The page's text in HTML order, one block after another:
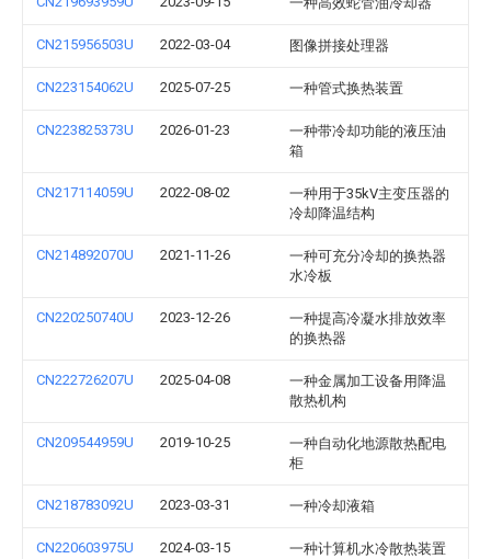
CN215956503U 2022-03-04 图像拼接处理器
CN223154062U 2025-07-25 一种管式换热装置
CN223825373U 2026-01-23
一种带冷却功能的液压油
箱
CN217114059U 2022-08-02
一种用于35kV主变压器的
冷却降温结构
CN214892070U 2021-11-26
一种可充分冷却的换热器
水冷板
CN220250740U 2023-12-26
一种提高冷凝水排放效率
的换热器
CN222726207U 2025-04-08
一种金属加工设备用降温
散热机构
CN209544959U 2019-10-25
一种自动化地源散热配电
柜
CN218783092U 2023-03-31 一种冷却液箱
CN220603975U 2024-03-15 一种计算机水冷散热装置